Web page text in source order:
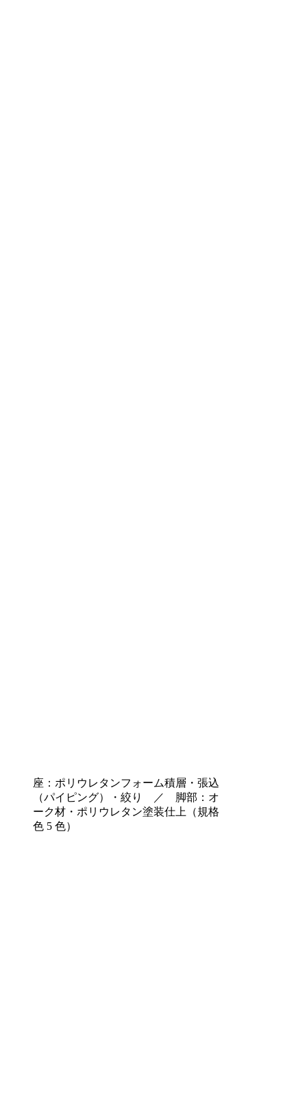
座：ポリウレタンフォーム積層・張込
（パイピング）・絞り ／ 脚部：オ
ーク材・ポリウレタン塗装仕上（規格
色 5 色）